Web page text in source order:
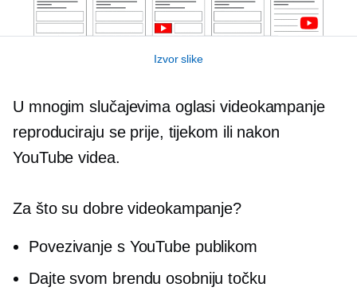
Izvor slike
U mnogim slučajevima oglasi videokampanje
reproduciraju se prije, tijekom ili nakon
YouTube videa.
Za što su dobre videokampanje?
Povezivanje s YouTube publikom
Dajte svom brendu osobniju točku